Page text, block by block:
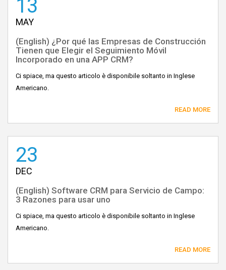
13
MAY
(English) ¿Por qué las Empresas de Construcción
Tienen que Elegir el Seguimiento Móvil
Incorporado en una APP CRM?
Ci spiace, ma questo articolo è disponibile soltanto in Inglese
Americano.
READ MORE
23
DEC
(English) Software CRM para Servicio de Campo:
3 Razones para usar uno
Ci spiace, ma questo articolo è disponibile soltanto in Inglese
Americano.
READ MORE